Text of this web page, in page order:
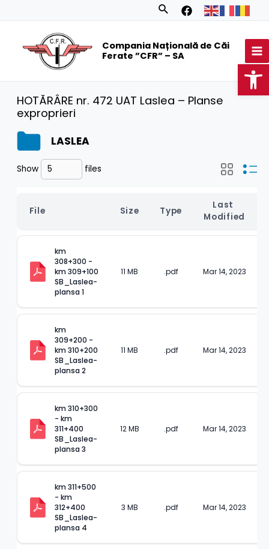
Search
Compania Națională de Căi
Ferate ”CFR” – SA
HOTĂRÂRE nr. 472 UAT Laslea – Planse
exproprieri
LASLEA
Show files
File Size Type
Last
Modified
km
308+300 -
km 309+100
SB_Laslea-
plansa 1
11 MB .pdf Mar 14, 2023
km
309+200 -
km 310+200
SB_Laslea-
plansa 2
11 MB .pdf Mar 14, 2023
km 310+300
- km
311+400
SB_Laslea-
plansa 3
12 MB .pdf Mar 14, 2023
km 311+500
- km
312+400
SB_Laslea-
plansa 4
3 MB .pdf Mar 14, 2023